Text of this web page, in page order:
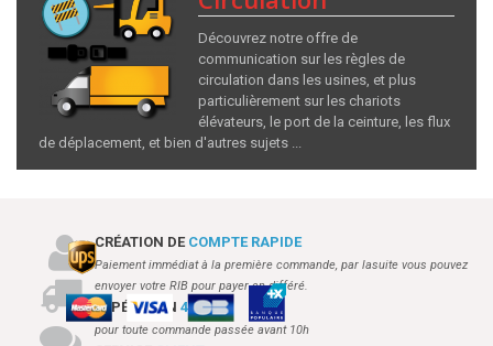
Découvrez notre offre de
communication sur les règles de
circulation dans les usines, et plus
particulièrement sur les chariots
élévateurs, le port de la ceinture, les flux
de déplacement, et bien d'autres sujets ...
CRÉATION DE COMPTE RAPIDE
Paiement immédiat à la première commande, par lasuite vous pouvez
envoyer votre RIB pour payer en différé.
EXPÉDITION48H
pour toute commande passée avant 10h